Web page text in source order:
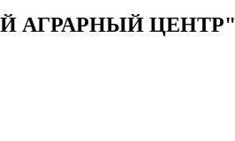
АГРАРНЫЙ ЦЕНТР"